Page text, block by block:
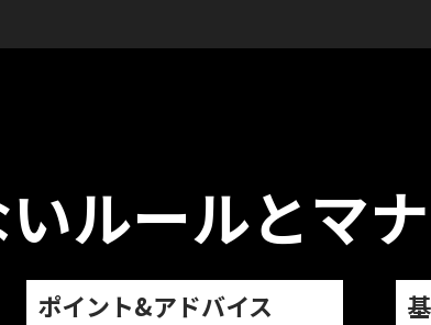
ルールとマ
ポイント&アドバイス